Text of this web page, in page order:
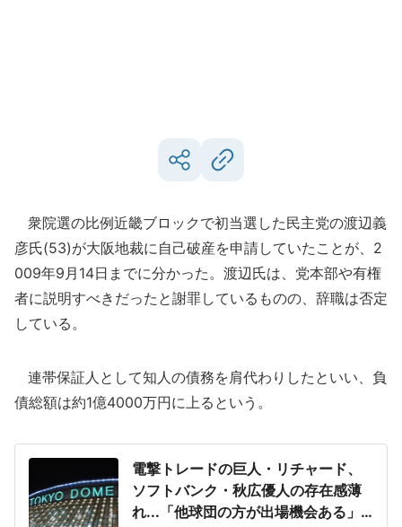
衆院選の比例近畿ブロックで初当選した民主党の渡辺義
彦氏(53)が大阪地裁に自己破産を申請していたことが、2
009年9月14日までに分かった。渡辺氏は、党本部や有権
者に説明すべきだったと謝罪しているものの、辞職は否定
している。
連帯保証人として知人の債務を肩代わりしたといい、負
債総額は約1億4000万円に上るという。
電撃トレードの巨人・リチャード、
ソフトバンク・秋広優人の存在感薄
れ...「他球団の方が出場機会ある」